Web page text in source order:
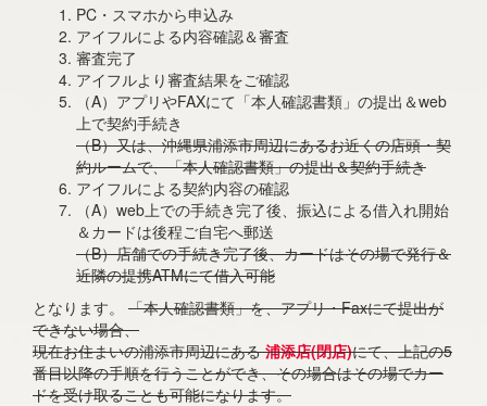
PC・スマホから申込み
アイフルによる内容確認＆審査
審査完了
アイフルより審査結果をご確認
（A）アプリやFAXにて「本人確認書類」の提出＆web
上で契約手続き
（B）又は、沖縄県浦添市周辺にあるお近くの店頭・契
約ルームで、「本人確認書類」の提出＆契約手続き
アイフルによる契約内容の確認
（A）web上での手続き完了後、振込による借入れ開始
＆カードは後程ご自宅へ郵送
（B）店舗での手続き完了後、カードはその場で発行＆
近隣の提携ATMにて借入可能
となります。 「本人確認書類」を、アプリ・Faxにて提出が
できない場合、
現在お住まいの浦添市周辺にある浦添店(閉店)にて、上記の5
番目以降の手順を行うことができ、その場合はその場でカー
ドを受け取ることも可能になります。